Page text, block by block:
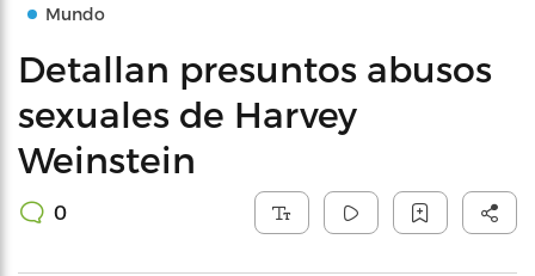
Mundo
Detallan presuntos abusos
sexuales de Harvey
Weinstein
0